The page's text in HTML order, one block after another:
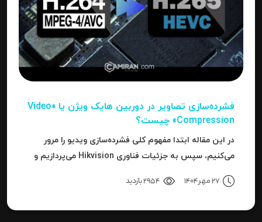
فشرده‌سازی تصاویر در دوربین‌ هایک ویژن یا «Video
Compression» چیست؟
در این مقاله ابتدا مفهوم کلی فشرده‌سازی ویدیو را مرور
می‌کنیم، سپس به جزئیات فناوری Hikvision می‌پردازیم و
نتیجه می‌رسیم.
27 مهر 1404 2954 بازدید